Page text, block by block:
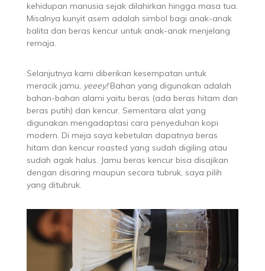
kehidupan manusia sejak dilahirkan hingga masa tua.
Misalnya kunyit asem adalah simbol bagi anak-anak
balita dan beras kencur untuk anak-anak menjelang
remaja.
Selanjutnya kami diberikan kesempatan untuk
meracik jamu, yeeey!Bahan yang digunakan adalah
bahan-bahan alami yaitu beras (ada beras hitam dan
beras putih) dan kencur. Sementara alat yang
digunakan mengadaptasi cara penyeduhan kopi
modern. Di meja saya kebetulan dapatnya beras
hitam dan kencur roasted yang sudah digiling atau
sudah agak halus. Jamu beras kencur bisa disajikan
dengan disaring maupun secara tubruk, saya pilih
yang ditubruk.